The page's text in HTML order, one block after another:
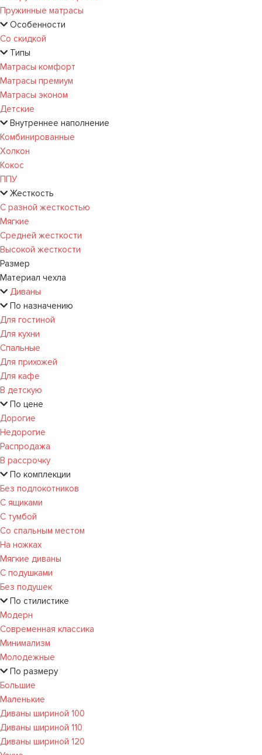
Пружинные матрасы
Особенности
Со скидкой
Типы
Матрасы комфорт
Матрасы премиум
Матрасы эконом
Детские
Внутреннее наполнение
Комбинированные
Холкон
Кокос
ППУ
Жесткость
С разной жесткостью
Мягкие
Средней жесткости
Высокой жесткости
Размер
Материал чехла
Диваны
По назначению
Для гостиной
Для кухни
Спальные
Для прихожей
Для кафе
В детскую
По цене
Дорогие
Недорогие
Распродажа
В рассрочку
По комплекции
Без подлокотников
С ящиками
С тумбой
Со спальным местом
На ножках
Мягкие диваны
С подушками
Без подушек
По стилистике
Модерн
Современная классика
Минимализм
Молодежные
По размеру
Большие
Маленькие
Диваны шириной 100
Диваны шириной 110
Диваны шириной 120